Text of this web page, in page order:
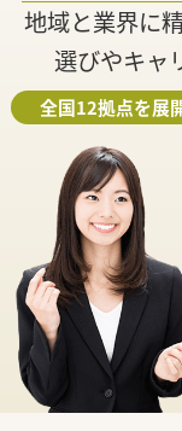
地域と業界に
選びやキャ
全国12拠点を展